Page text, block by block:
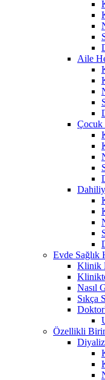
Aile
Çocuk
Evde Sağlık
Klinik
Nasıl
Sıkça
Özellikli
Diyaliz